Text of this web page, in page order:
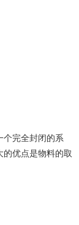
个完全封闭的系
的优点是物料的取